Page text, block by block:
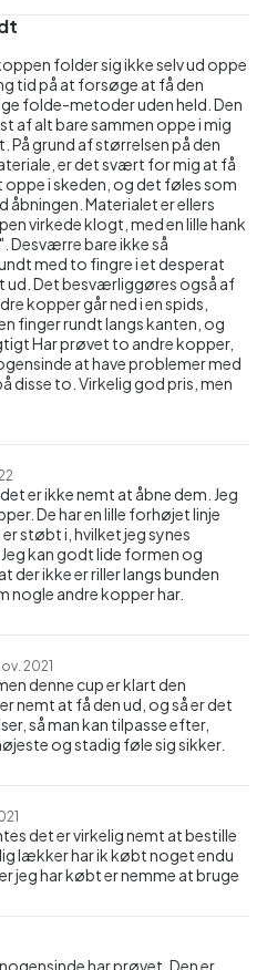
folder sig ikke selv ud oppe
tid på at forsøge at få den
folde-metoder uden held. Den
af alt bare sammen oppe i mig
På grund af størrelsen på den
er det svært for mig at få
i skeden, og det føles som
åbningen. Materialet er ellers
virkede klogt, med en lille hank
Desværre bare ikke så
med to fingre i et desperat
Det besværliggøres også af
kopper går ned i en spids,
finger rundt langs kanten, og
Har prøvet to andre kopper,
at have problemer med
disse to. Virkelig god pris, men
er ikke nemt at åbne dem. Jeg
De har en lille forhøjet linje
støbt i, hvilket jeg synes
kan godt lide formen og
der ikke er riller langs bunden
nogle andre kopper har.
2021
denne cup er klart den
nemt at få den ud, og så er det
så man kan tilpasse efter,
og stadig føle sig sikker.
det er virkelig nemt at bestille
lækker har ik købt noget endu
jeg har købt er nemme at bruge
har prøvet. Den er